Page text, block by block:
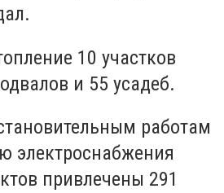
10 участков
и 55 усадеб.
работам
электроснабжения
привлечены 291